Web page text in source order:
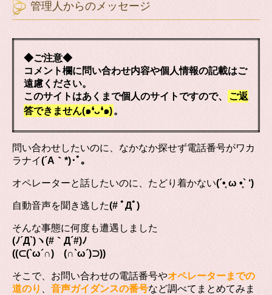
管理人からのメッセージ
◆ご注意◆
コメント欄に問い合わせ内容や個人情報の記載はご
遠慮ください。
このサイトはあくまで個人のサイトですので、
ご返
答できません(๑❛ᴗ❛๑)。
問い合わせしたいのに、なかなか探せず電話番号がワカ
ラナイ(´A｀*)･ﾟ｡
オペレーターと話したいのに、たどり着かない(´•̥ ω •̥` ‘)
自動音声を聞き逃した(# ﾟДﾟ)
そんな事態に何度も遭遇しました
(ﾉ´Д`)ヽ(#｀Д´#)ﾉ
((⊂(`ω´∩) (∩`ω´)⊃))
そこで、お問い合わせの電話番号やオペレーターまでの
道のり
音声ガイダンスの番号など調べてまとめてみま